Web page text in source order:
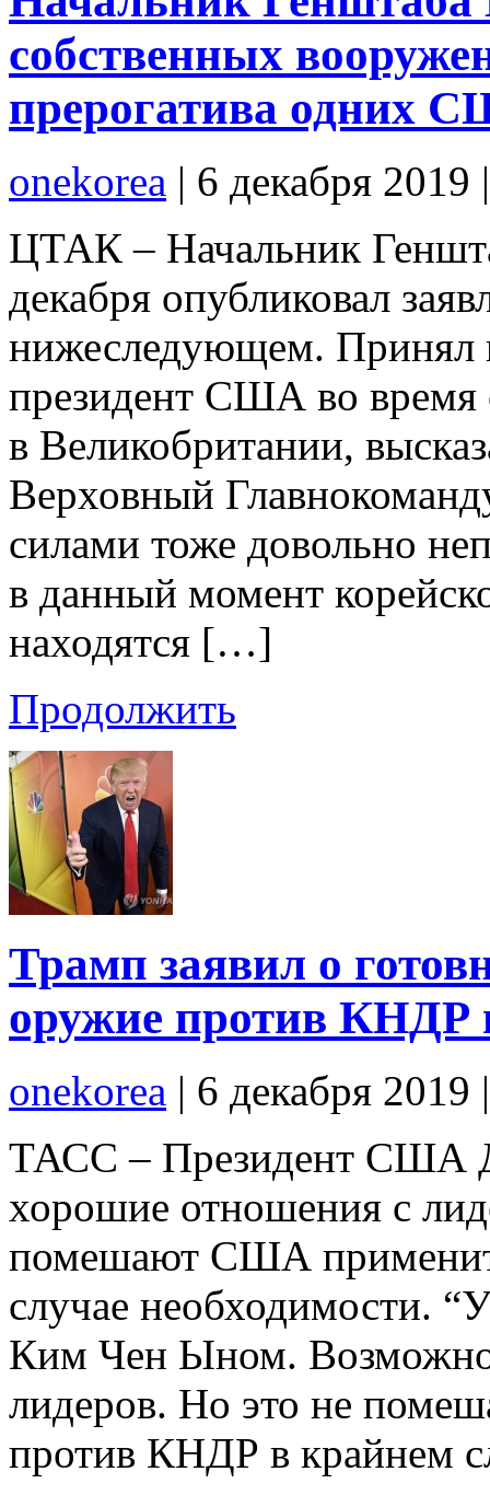
собственных
прерогатива одних
onekorea | 6 декабря 2019
ЦТАК – Начальник
декабря опубликовал
нижеследующем. Принял
президент США во
в Великобритании,
Верховный
силами тоже довольно
в данный момент
находятся […]
Продолжить
Трамп заявил о
оружие против КНДР
onekorea | 6 декабря 2019
ТАСС – Президент США
хорошие отношения с
помешают США
случае необходимости.
Ким Чен Ыном.
лидеров. Но это не
против КНДР в крайнем